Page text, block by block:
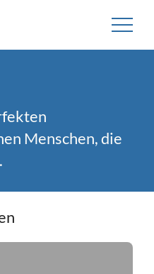
Menschen, die